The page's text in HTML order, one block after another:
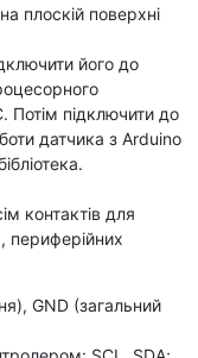
плоскій поверхні
його до
Потім підключити до
датчика з Arduino
контактів для
периферійних
GND (загальний